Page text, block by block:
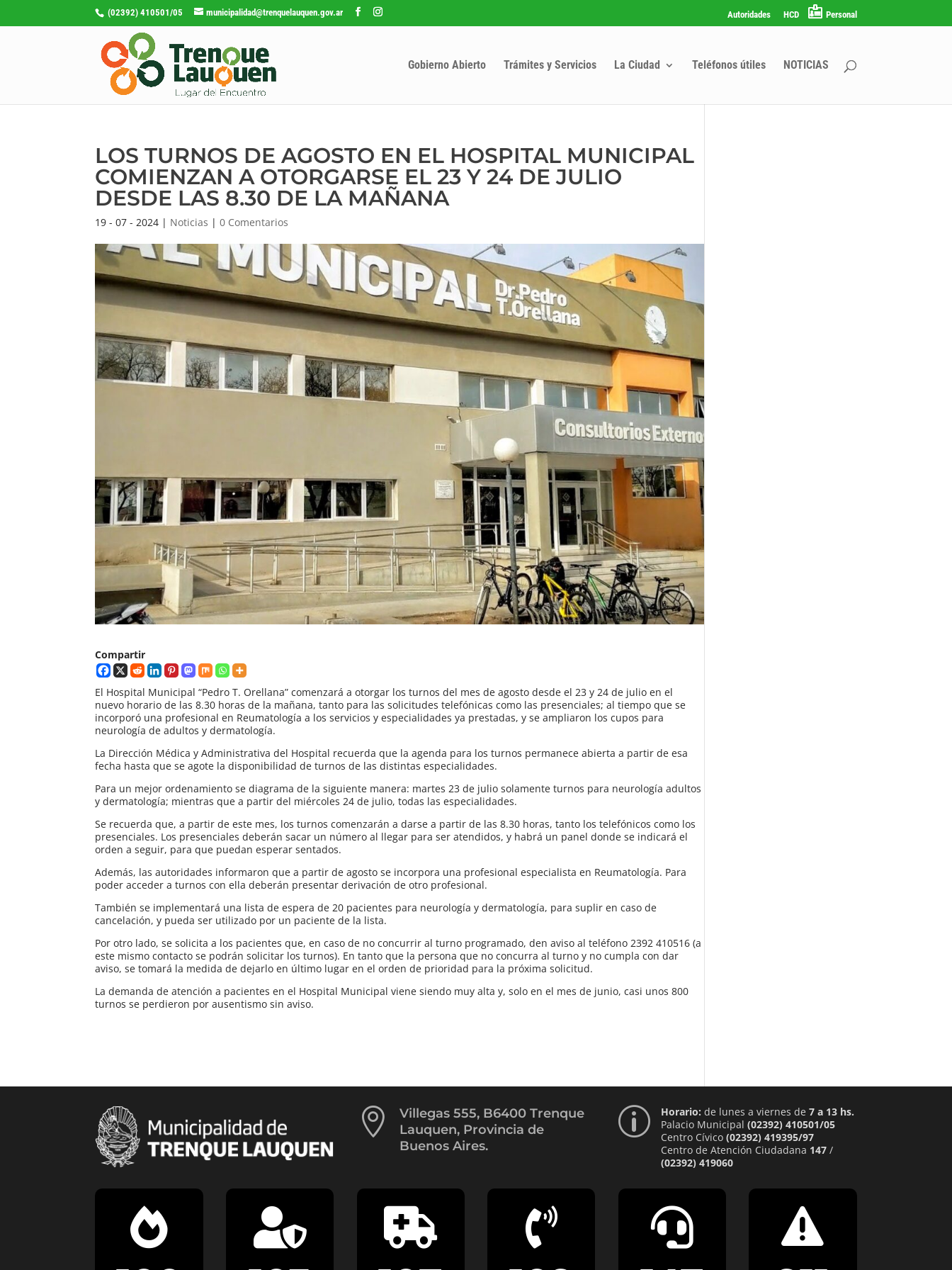
(02392) 410501/05 municipalidad@trenquelauquen.gov.ar Autoridades HCD Personal
Gobierno Abierto Trámites y Servicios La Ciudad Teléfonos útiles NOTICIAS
LOS TURNOS DE AGOSTO EN EL HOSPITAL MUNICIPAL
COMIENZAN A OTORGARSE EL 23 Y 24 DE JULIO
DESDE LAS 8.30 DE LA MAÑANA
19 - 07 - 2024 | Noticias |0 Comentarios
Compartir
El Hospital Municipal “Pedro T. Orellana” comenzará a otorgar los turnos del mes de agosto desde el 23 y 24 de julio en el
nuevo horario de las 8.30 horas de la mañana, tanto para las solicitudes telefónicas como las presenciales; al tiempo que se
incorporó una profesional en Reumatología a los servicios y especialidades ya prestadas, y se ampliaron los cupos para
neurología de adultos y dermatología.
La Dirección Médica y Administrativa del Hospital recuerda que la agenda para los turnos permanece abierta a partir de esa
fecha hasta que se agote la disponibilidad de turnos de las distintas especialidades.
Para un mejor ordenamiento se diagrama de la siguiente manera: martes 23 de julio solamente turnos para neurología adultos
y dermatología; mientras que a partir del miércoles 24 de julio, todas las especialidades.
Se recuerda que, a partir de este mes, los turnos comenzarán a darse a partir de las 8.30 horas, tanto los telefónicos como los
presenciales. Los presenciales deberán sacar un número al llegar para ser atendidos, y habrá un panel donde se indicará el
orden a seguir, para que puedan esperar sentados.
Además, las autoridades informaron que a partir de agosto se incorpora una profesional especialista en Reumatología. Para
poder acceder a turnos con ella deberán presentar derivación de otro profesional.
También se implementará una lista de espera de 20 pacientes para neurología y dermatología, para suplir en caso de
cancelación, y pueda ser utilizado por un paciente de la lista.
Por otro lado, se solicita a los pacientes que, en caso de no concurrir al turno programado, den aviso al teléfono 2392 410516 (a
este mismo contacto se podrán solicitar los turnos). En tanto que la persona que no concurra al turno y no cumpla con dar
aviso, se tomará la medida de dejarlo en último lugar en el orden de prioridad para la próxima solicitud.
La demanda de atención a pacientes en el Hospital Municipal viene siendo muy alta y, solo en el mes de junio, casi unos 800
turnos se perdieron por ausentismo sin aviso.

Villegas 555, B6400 Trenque
Lauquen, Provincia de
Buenos Aires.
p Horario: de lunes a viernes de 7 a 13 hs.
Palacio Municipal (02392) 410501/05
Centro Cívico (02392) 419395/97
Centro de Atención Ciudadana 147/
(02392) 419060
     